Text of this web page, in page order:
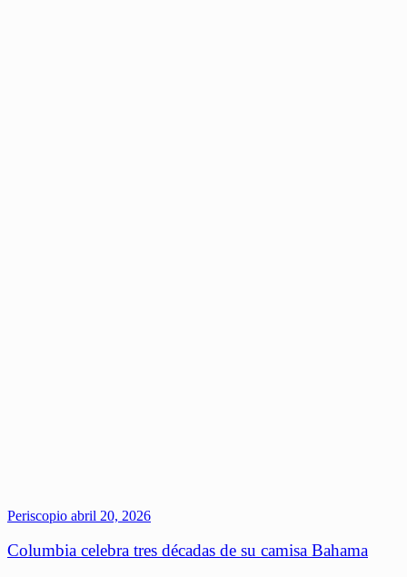
Periscopio abril 20, 2026
Columbia celebra tres décadas de su camisa Bahama